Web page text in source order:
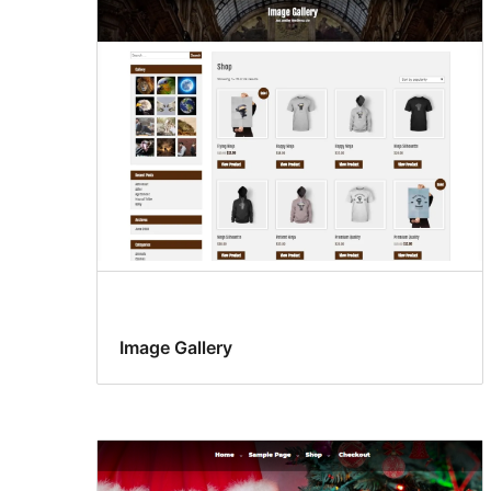
Image Gallery